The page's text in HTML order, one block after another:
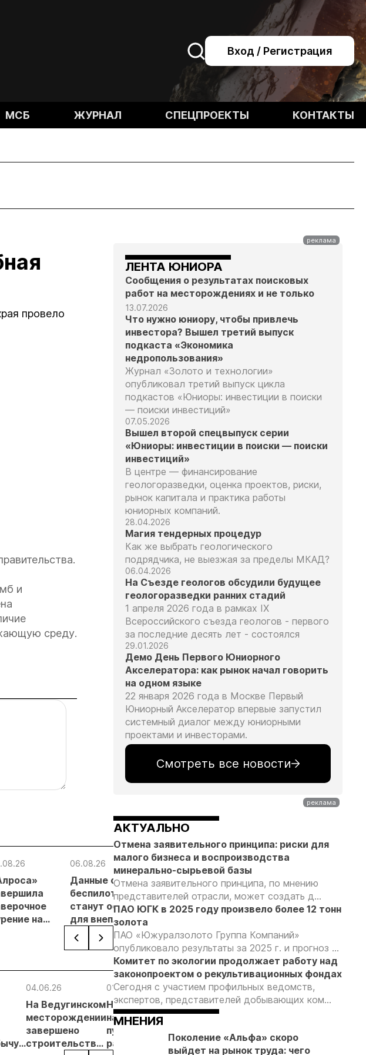
Вход / Регистрация
МСБ ЖУРНАЛ СПЕЦПРОЕКТЫ КОНТАКТЫ
провело
и
среду.
на
06.08.26
Данные с
беспилотников
станут основанием
для внеплановых
проверок
недропользователей
05.08.26
Добыча
золота на
Камчатке
на 20,3% в
первом
полугодии
05.08.26
Кассация
оставила в
силе
по делу о
незаконной
добыче 43
кг золота и
серебра на
Урале
05.08.26
Эксперты
предложили
изменить
регулированию
россыпной
золотодобычи
на фоне
реформы
лицензирования
04.06.26
На Ведугинском
месторождении
завершено
строительство
01.06.26
На ГОКе Ведуги
начались
пусконаладочные
работы
27.05.26
Олимпиадинский
ГОК продолжает
парка горной
27.05.26
Ростехнадзор
строительства
ЛЕНТА ЮНИОРА
Сообщения о результатах поисковых
работ на месторождениях и не только
13.07.2026
Что нужно юниору, чтобы привлечь
инвестора? Вышел третий выпуск
подкаста «Экономика
недропользования»
Журнал «Золото и технологии»
опубликовал третий выпуск цикла
подкастов «Юниоры: инвестиции в поиски
— поиски инвестиций»
07.05.2026
Вышел второй спецвыпуск серии
«Юниоры: инвестиции в поиски — поиски
инвестиций»
В центре — финансирование
геологоразведки, оценка проектов, риски,
рынок капитала и практика работы
юниорных компаний.
28.04.2026
Магия тендерных процедур
Как же выбрать геологического
подрядчика, не выезжая за пределы МКАД?
06.04.2026
На Съезде геологов обсудили будущее
геологоразведки ранних стадий
1 апреля 2026 года в рамках IX
Всероссийского съезда геологов - первого
за последние десять лет - состоялся
29.01.2026
Демо День Первого Юниорного
Акселератора: как рынок начал говорить
на одном языке
22 января 2026 года в Москве Первый
Юниорный Акселератор впервые запустил
системный диалог между юниорными
проектами и инвесторами.
Смотреть все новости
АКТУАЛЬНО
Отмена заявительного принципа: риски для
малого бизнеса и воспроизводства
минерально-сырьевой базы
Отмена заявительного принципа, по мнению
представителей отрасли, может создать д...
ПАО ЮГК в 2025 году произвело более 12 тонн
золота
ПАО «Южуралзолото Группа Компаний»
опубликовало результаты за 2025 г. и прогноз ...
Комитет по экологии продолжает работу над
законопроектом о рекультивационных фондах
Сегодня с участием профильных ведомств,
экспертов, представителей добывающих ком...
МНЕНИЯ
Поколение «Альфа» скоро
выйдет на рынок труда: чего